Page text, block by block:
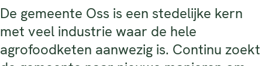
De gemeente Oss is een stedelijke kern
met veel industrie waar de hele
agrofoodketen aanwezig is. Continu zoekt